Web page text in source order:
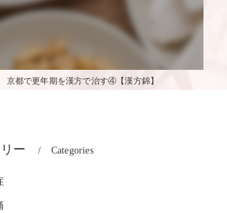
京都で更年期を漢方で治す④【漢方錦】
ー Categories